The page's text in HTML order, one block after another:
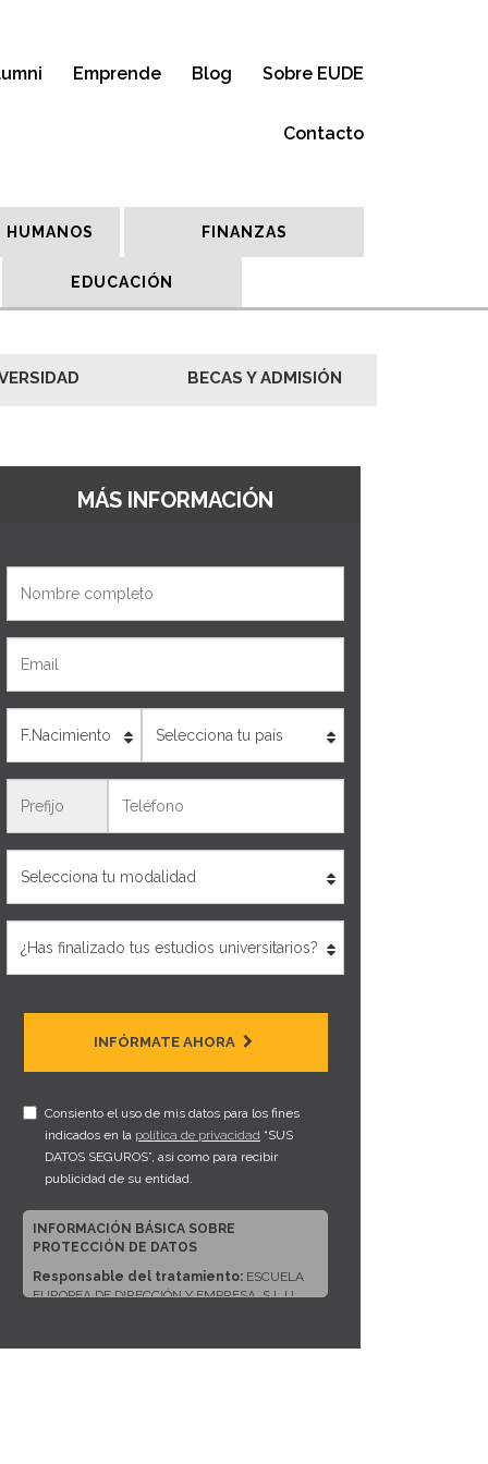
Emprende Blog Sobre EUDE
Contacto
HUMANOS FINANZAS
EDUCACIÓN
BECAS Y ADMISIÓN
MÁS INFORMACIÓN
INFÓRMATE AHORA
Consiento el uso de mis datos para los fines
indicados en la política de privacidad “SUS
DATOS SEGUROS”, así como para recibir
publicidad de su entidad.
INFORMACIÓN BÁSICA SOBRE
PROTECCIÓN DE DATOS
Responsable del tratamiento: ESCUELA
EUROPEA DE DIRECCIÓN Y EMPRESA, S.L.U.